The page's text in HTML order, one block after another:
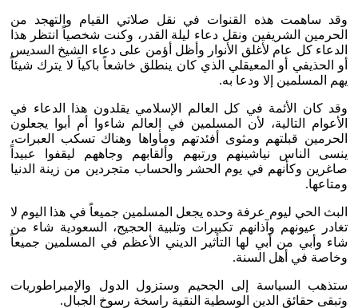
وقد ساهمت هذه القنوات في نقل صلاتي القيام والتهجد من
الحرمين الشريفين ونقل دعاء ليلة القدر، وكنت شخصياً انتظر هذا
الدعاء كل عام لأغلق الأنوار وأظل أؤمن على دعاء الشيخ السديس
أو الحذيفي أو المعيقلي الذي كان ينطلق خاشعاً باكياَ لا يترك شيئاً
يهم المسلمين إلا ودعا به.
وقد كان الأئمة في كل العالم الإسلامي يقلدون هذا الدعاء في
الأعوام التالية، لأن المسلمين في العالم شاءوا أم أبوا يجعلون
الحرمين قبلتهم ومثوى أفئدتهم ومأواها وهناك تسكب العبرات،
ينسى الناس نياشينهم ورتبهم وألقابهم وجاههم ليقفوا عبيداً
صاغرين وكأنهم في يوم الحشر والحساب متجردين من زينة الدنيا
ومتاعها.
البث الحي ليوم عرفة وحده يجعل المسلمين جميعاً في هذا اليوم لا
تغادر عيونهم وآذانهم تكبيرات وتلبية الحجيج، السعودية شاء من
شاء وأبي من أبي لها التأثير الديني الأعظم في المسلمين جميعاً
وخاصة في أهل السنة.
ستذهب السياسة إلى الجحيم وستزول الدول والإمبراطوريات
وتبقى حقائق الدين الوسطية النقية راسخة رسوخ الجبال.